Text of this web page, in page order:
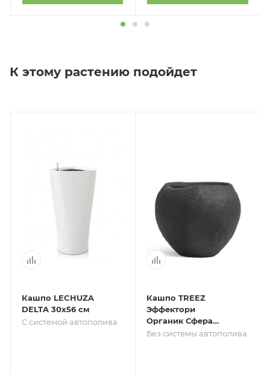
К этому растению подойдет
Кашпо LECHUZA
DELTA 30х56 см
С системой автополива
Кашпо TREEZ
Эффектори
Органик Сфера
Тёмно-серый
Без системы автополива